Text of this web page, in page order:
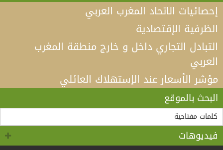
إحصائيات الاتحاد المغرب العربي
الظرفية الإقتصادية
التبادل التجاري داخل و خارج منطقة المغرب
العربي
مؤشر الأسعار عند الإستهلاك العائلي
البحث بالموقع
فيديوهات
لقاء الأمين العام لاتحاد المغرب العربي، السيد طارق بن
سالم.بالسيد وزير الشؤون الخارجية والجالية الوطنية
بالخارج، السيد أحمد عطاف
فيديو كلمة الأمين العام لاتحاد المغرب العربي أ.د الطيب
البكوش في الندوة الخامسة التي تنظمها منظمة
“مادثينك” MedThink 5+5 حول موضوع:”أي آفاق لحوار
5+5 متوسط متحول؟ تأقلم مشترك مع واقع ما بعد جائحة
كوفيد 19 “